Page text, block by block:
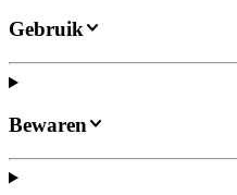
Gebruik
Bewaren